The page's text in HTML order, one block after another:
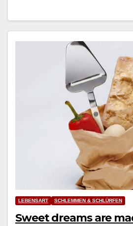
LEBENSART SCHLEMMEN & SCHLÜRFEN
Sweet dreams are